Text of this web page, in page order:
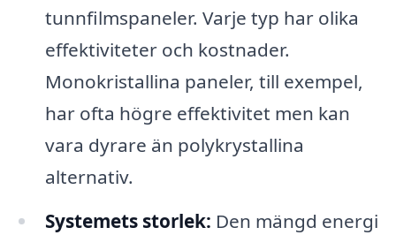
tunnfilmspaneler. Varje typ har olika
effektiviteter och kostnader.
Monokristallina paneler, till exempel,
har ofta högre effektivitet men kan
vara dyrare än polykrystallina
alternativ.
Systemets storlek: Den mängd energi